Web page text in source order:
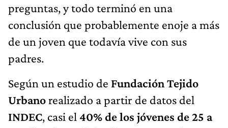
preguntas, y todo terminó en una
conclusión que probablemente enoje a más
de un joven que todavía vive con sus
padres.
Según un estudio de Fundación Tejido
Urbanorealizado a partir de datos del
INDEC, casi el 40% de los jóvenes de 25 a